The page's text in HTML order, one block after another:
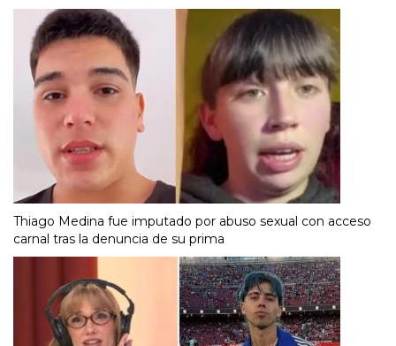
Thiago Medina fue imputado por abuso sexual con acceso
carnal tras la denuncia de su prima